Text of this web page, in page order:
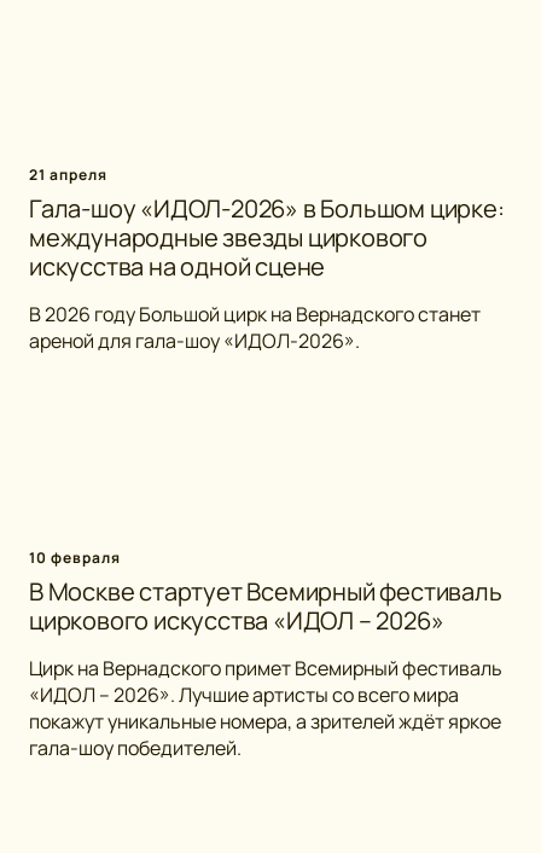
21 апреля
Гала-шоу «ИДОЛ-2026» в Большом цирке:
международные звезды циркового
искусства на одной сцене
В 2026 году Большой цирк на Вернадского станет
ареной для гала-шоу «ИДОЛ-2026».
10 февраля
В Москве стартует Всемирный фестиваль
циркового искусства «ИДОЛ – 2026»
Цирк на Вернадского примет Всемирный фестиваль
«ИДОЛ – 2026». Лучшие артисты со всего мира
покажут уникальные номера, а зрителей ждёт яркое
гала-шоу победителей.